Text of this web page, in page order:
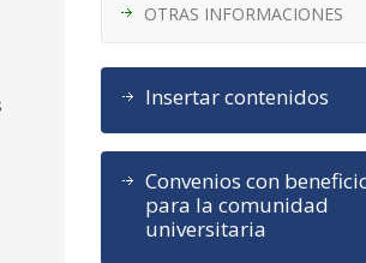
OTRAS INFORMACIONES
Insertar contenidos
Convenios con
para la comunidad
universitaria